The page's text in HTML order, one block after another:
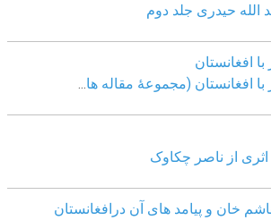
الله حیدری جلد دوم
افغانستان
افغانستان (مجموعۀ مقاله ها
از ناصر چکاوک
خان و پیامد های آن درافغانستان